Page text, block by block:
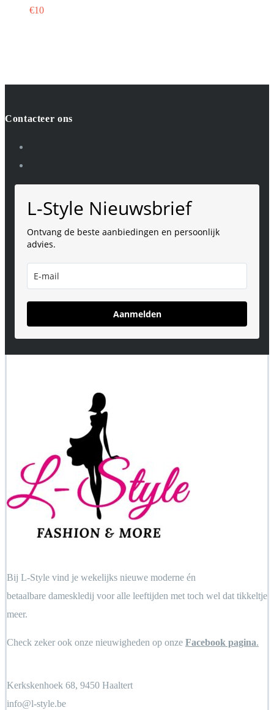
€10
Contacteer ons
L-Style Nieuwsbrief
Ontvang de beste aanbiedingen en persoonlijk
advies.
Aanmelden
Bij L-Style vind je wekelijks nieuwe moderne én
betaalbare dameskledij voor alle leeftijden met toch wel dat tikkeltje
meer.
Check zeker ook onze nieuwigheden op onze Facebook pagina.
Kerkskenhoek 68, 9450 Haaltert
info@l-style.be